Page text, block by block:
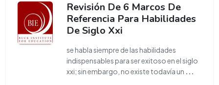
Revisión De 6 Marcos De
Referencia Para Habilidades
De Siglo Xxi
se habla siempre de las habilidades
indispensables para ser exitoso en el siglo
xxi; sin embargo, no existe todavía un ...